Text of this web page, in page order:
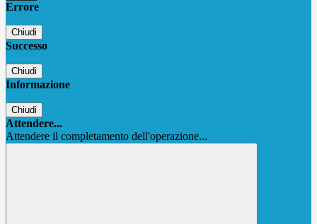
Errore
Chiudi
Successo
Chiudi
Informazione
Chiudi
Attendere...
Attendere il completamento dell'operazione...